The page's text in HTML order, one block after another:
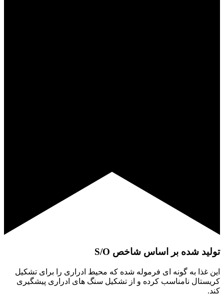
تولید شده بر اساس شاخص S/O
این غذا به گونه ای فرموله شده که محیط ادراری را برای تشکیل
کریستال نامناسب کرده و از تشکیل سنگ های ادراری پیشگیری
کند.